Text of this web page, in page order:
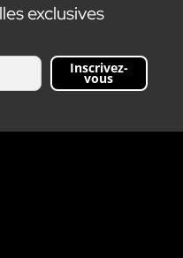
exclusives
Inscrivez-
vous